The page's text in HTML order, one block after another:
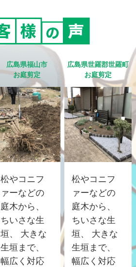
広島県福山市
お庭剪定
松やコニフ
ァーなどの
庭木から、
ちいさな生
垣、 大きな
生垣まで、
幅広く対応
広島県世羅郡世羅町
お庭剪定
松やコニフ
ァーなどの
庭木から、
ちいさな生
垣、 大きな
生垣まで、
幅広く対応